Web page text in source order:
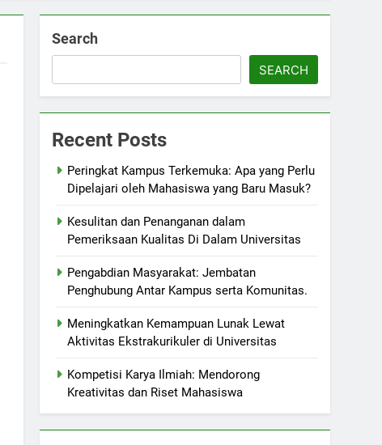
Search
SEARCH
Recent Posts
Peringkat Kampus Terkemuka: Apa yang Perlu
Dipelajari oleh Mahasiswa yang Baru Masuk?
Kesulitan dan Penanganan dalam
Pemeriksaan Kualitas Di Dalam Universitas
Pengabdian Masyarakat: Jembatan
Penghubung Antar Kampus serta Komunitas.
Meningkatkan Kemampuan Lunak Lewat
Aktivitas Ekstrakurikuler di Universitas
Kompetisi Karya Ilmiah: Mendorong
Kreativitas dan Riset Mahasiswa